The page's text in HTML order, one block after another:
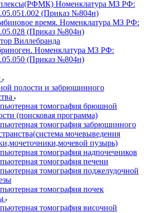
Номенклатура МЗ РФ:
(Приказ №804н)
время. Номенклатура МЗ РФ:
(Приказ №804н)
Виллебранда
Номенклатура МЗ РФ:
(Приказ №804н)
полости и забрюшинного
томография брюшной
(поисковая программа)
томография забрюшинного
мочевыведения
пузырь)
томография надпочечников
томография печени
томография поджелудочной
томография почек
томография височной